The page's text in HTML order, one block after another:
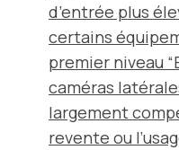
d’entrée plus
certains
premier niveau
caméras
largement
revente ou